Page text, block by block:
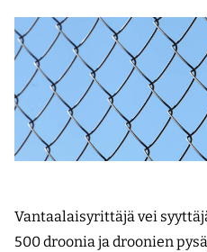
Vantaalaisyrittäjä vei
500 droonia ja droonien